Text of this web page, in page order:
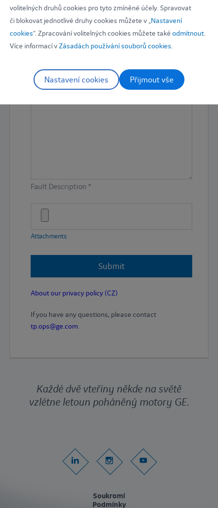
Part Serial Number
Part number
Fault Description *
Attachments
About our privacy policy (CZ)
If you have any questions, please contact
tp.ops@ge.com.
Každé dvě vteřiny někde na světě
vzlétne letoun poháněný motory GE.
Soukromí
Podmínky
volitelných druhů cookies pro tyto zmíněné účely. Spravovat
či blokovat jednotlivé druhy cookies můžete v „Nastavení
cookies“. Zpracování volitelných cookies můžete také odmítnout.
Více informací vZásadách používání souborů cookies.
Nastavení cookies Přijmout vše